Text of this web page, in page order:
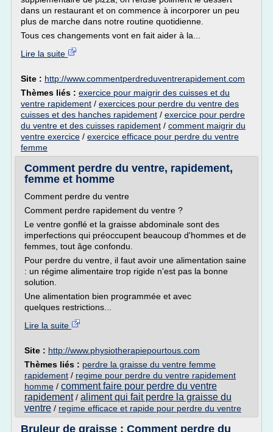
dans un restaurant et on commence à incorporer un peu
plus de marche dans notre routine quotidienne.
Tous ces changements vont en fait aider à la...
Lire la suite
Site : http://www.commentperdreduventrerapidement.com
Thèmes liés : exercice pour maigrir des cuisses et du
ventre rapidement / exercices pour perdre du ventre des
cuisses et des hanches rapidement / exercice pour perdre
du ventre et des cuisses rapidement / comment maigrir du
ventre exercice / exercice efficace pour perdre du ventre
femme
Comment perdre du ventre, rapidement,
femme et homme
Comment perdre du ventre
Comment perdre rapidement du ventre ?
Le ventre gonflé et la graisse abdominale sont des
imperfections qui préoccupent beaucoup d'hommes et de
femmes, tout âge confondu.
Pour perdre du ventre, il faut avoir une alimentation saine
: un régime alimentaire trop rigide n'est pas la bonne
solution.
Une alimentation bien programmée et avec
quelques restrictions...
Lire la suite
Site : http://www.physiotherapiepourtous.com
Thèmes liés : perdre la graisse du ventre femme
rapidement / regime pour perdre du ventre rapidement
homme / comment faire pour perdre du ventre
rapidement/ aliment qui fait perdre la graisse du
ventre / regime efficace et rapide pour perdre du ventre
Bruleur de graisse : Comment perdre du